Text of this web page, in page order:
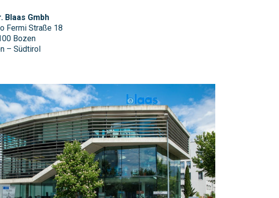
Blaas Gmbh
Fermi Straße 18
Bozen
– Südtirol